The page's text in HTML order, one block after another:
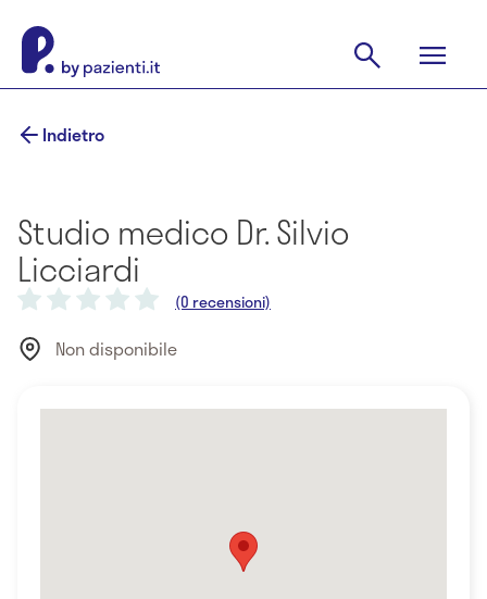
Indietro
Studio medico Dr. Silvio
Licciardi
(0 recensioni)
Non disponibile